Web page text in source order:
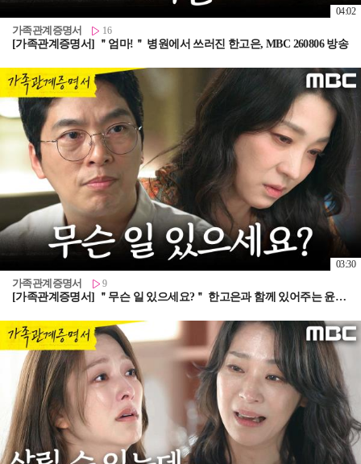
가족관계증명서 16
[가족관계증명서] ＂엄마!＂ 병원에서 쓰러진 한고은, MBC 260806 방송
04:02
가족관계증명서 9
[가족관계증명서] ＂무슨 일 있으세요?＂ 한고은과 함께 있어주는 윤희석, MBC 260806 방송
03:30